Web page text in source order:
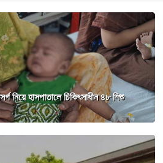
নিয়ে হাসপাতালে চিকিৎসাধীন ৪৮ শিশু